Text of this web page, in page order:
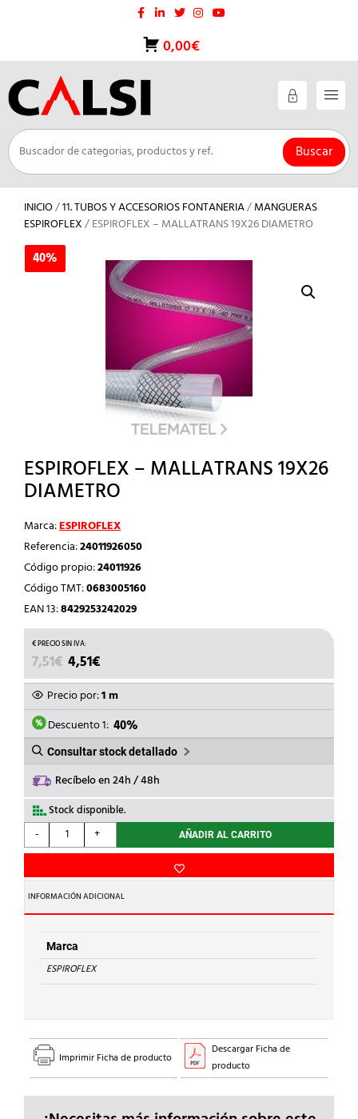
0,00€
Buscar
INICIO/11. TUBOS Y ACCESORIOS FONTANERIA/MANGUERAS
ESPIROFLEX/ ESPIROFLEX – MALLATRANS 19X26 DIAMETRO
40%
ESPIROFLEX – MALLATRANS 19X26
DIAMETRO
Marca:ESPIROFLEX
Referencia:24011926050
Código propio:24011926
Código TMT:0683005160
EAN 13:8429253242029
7,51€ EL
PRECIO
ORIGINAL
ERA:
7,51€.
4,51€
PRECIO
ACTUAL
ES:
4,51€.
Precio por:1 m
Descuento 1: 40%
Consultar stock detallado
Recíbelo en 24h / 48h
Stock disponible.
-
ESPIROFLEX
-
19X26
DIAMETRO
cantidad
+ AÑADIR AL CARRITO
INFORMACIÓN ADICIONAL
Marca
ESPIROFLEX
40%
Imprimir Ficha de producto
Descargar Ficha de
producto